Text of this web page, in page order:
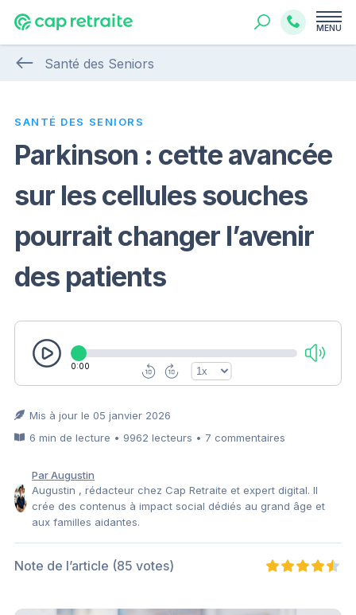
MENU
Santé des Seniors
SANTÉ DES SENIORS
Parkinson : cette avancée
sur les cellules souches
pourrait changer l’avenir
des patients
0:00
Mis à jour le 05 janvier 2026
6 min de lecture • 9962 lecteurs • 7 commentaires
Par Augustin
Augustin , rédacteur chez Cap Retraite et expert digital. Il
crée des contenus à impact social dédiés au grand âge et
aux familles aidantes.
Note de l’article (85 votes)